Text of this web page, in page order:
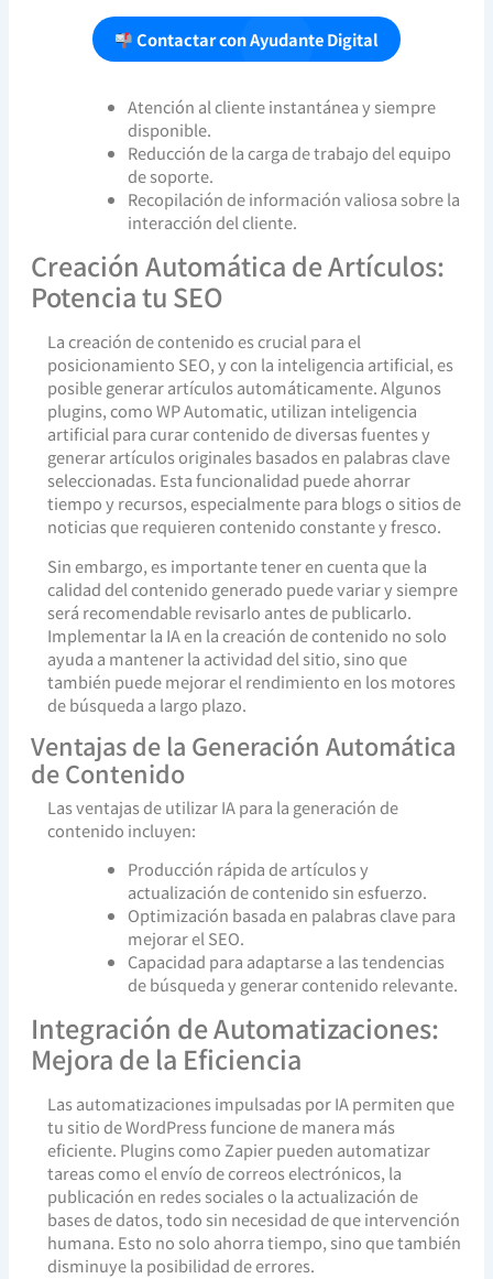
Contactar con Ayudante Digital
Atención al cliente instantánea y siempre
disponible.
Reducción de la carga de trabajo del equipo
de soporte.
Recopilación de información valiosa sobre la
interacción del cliente.
Creación Automática de Artículos:
Potencia tu SEO
La creación de contenido es crucial para el
posicionamiento SEO, y con la inteligencia artificial, es
posible generar artículos automáticamente. Algunos
plugins, como WP Automatic, utilizan inteligencia
artificial para curar contenido de diversas fuentes y
generar artículos originales basados en palabras clave
seleccionadas. Esta funcionalidad puede ahorrar
tiempo y recursos, especialmente para blogs o sitios de
noticias que requieren contenido constante y fresco.
Sin embargo, es importante tener en cuenta que la
calidad del contenido generado puede variar y siempre
será recomendable revisarlo antes de publicarlo.
Implementar la IA en la creación de contenido no solo
ayuda a mantener la actividad del sitio, sino que
también puede mejorar el rendimiento en los motores
de búsqueda a largo plazo.
Ventajas de la Generación Automática
de Contenido
Las ventajas de utilizar IA para la generación de
contenido incluyen:
Producción rápida de artículos y
actualización de contenido sin esfuerzo.
Optimización basada en palabras clave para
mejorar el SEO.
Capacidad para adaptarse a las tendencias
de búsqueda y generar contenido relevante.
Integración de Automatizaciones:
Mejora de la Eficiencia
Las automatizaciones impulsadas por IA permiten que
tu sitio de WordPress funcione de manera más
eficiente. Plugins como Zapier pueden automatizar
tareas como el envío de correos electrónicos, la
publicación en redes sociales o la actualización de
bases de datos, todo sin necesidad de que intervención
humana. Esto no solo ahorra tiempo, sino que también
disminuye la posibilidad de errores.